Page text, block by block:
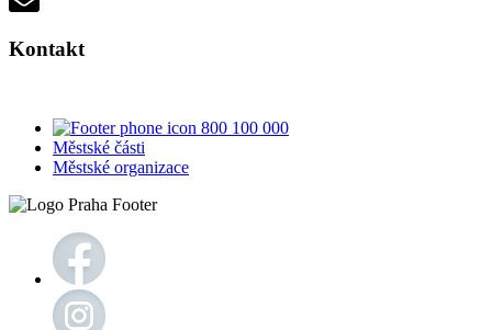
Kontakt
800 100 000
Městské části
Městské organizace